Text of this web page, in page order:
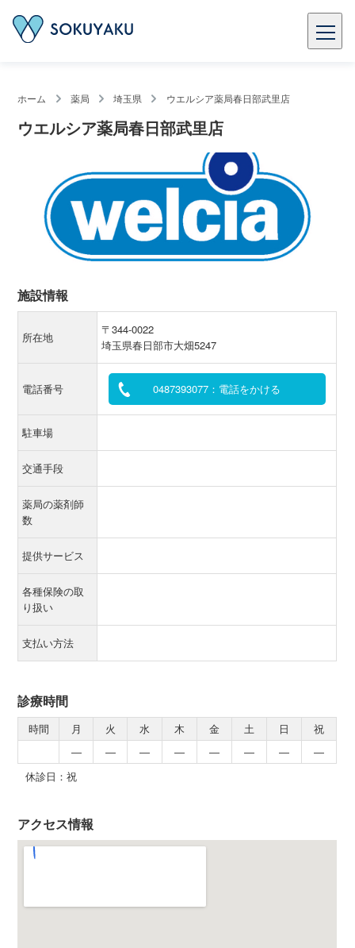
ホーム 薬局 埼玉県 ウエルシア薬局春日部武里店
ウエルシア薬局春日部武里店
施設情報
所在地
〒344-0022
埼玉県春日部市大畑5247
電話番号 0487393077：電話をかける
駐車場
交通手段
薬局の薬剤師
数
提供サービス
各種保険の取
り扱い
支払い方法
診療時間
時間 月 火 水 木 金 土 日
祝
―
― ― ― ― ― ―
―
休診日：祝
アクセス情報